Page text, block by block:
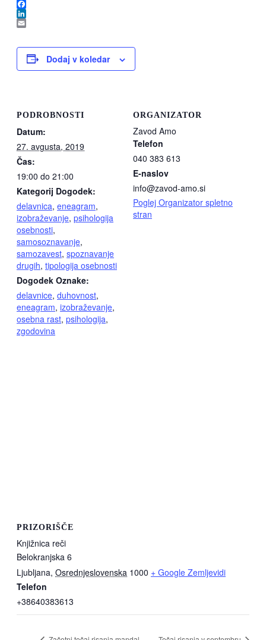
Facebook
LinkedIn
Email
Dodaj v koledar
PODROBNOSTI
Datum:
27. avgusta, 2019
Čas:
19:00 do 21:00
Kategorij Dogodek:
delavnica, eneagram,
izobraževanje, psihologija
osebnosti,
samosoznavanje,
samozavest, spoznavanje
drugih, tipologija osebnosti
Dogodek Oznake:
delavnice, duhovnost,
eneagram, izobraževanje,
osebna rast, psihologija,
zgodovina
ORGANIZATOR
Zavod Amo
Telefon
040 383 613
E-naslov
info@zavod-amo.si
Poglej Organizator spletno
stran
PRIZORIŠČE
Knjižnica reči
Belokranjska 6
Ljubljana, Osrednjeslovenska 1000 + Google Zemljevidi
Telefon
+38640383613